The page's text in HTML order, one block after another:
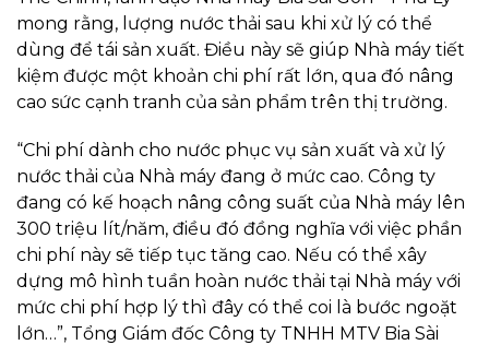
mong rằng, lượng nước thải sau khi xử lý có thể
dùng để tái sản xuất. Điều này sẽ giúp Nhà máy tiết
kiệm được một khoản chi phí rất lớn, qua đó nâng
cao sức cạnh tranh của sản phẩm trên thị trường.
“Chi phí dành cho nước phục vụ sản xuất và xử lý
nước thải của Nhà máy đang ở mức cao. Công ty
đang có kế hoạch nâng công suất của Nhà máy lên
300 triệu lít/năm, điều đó đồng nghĩa với việc phần
chi phí này sẽ tiếp tục tăng cao. Nếu có thể xây
dựng mô hình tuần hoàn nước thải tại Nhà máy với
mức chi phí hợp lý thì đây có thể coi là bước ngoặt
lớn…”, Tổng Giám đốc Công ty TNHH MTV Bia Sài